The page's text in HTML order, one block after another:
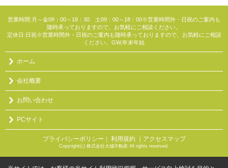
営業時間:月～金09：00～18：30 土09：00～18：00※営業時間外・日祝のご案内も
随時承っておりますので、お気軽にご相談ください。
定休日:日祝※営業時間外・日祝のご案内も随時承っておりますので、お気軽にご相談
ください。GW,年末年始
ホーム
会社概要
お問い合わせ
PCサイト
プライバシーポリシー ｜ 利用規約 ｜アクセスマップ
Copyright(c) 株式会社大城不動産 All rights reserved.